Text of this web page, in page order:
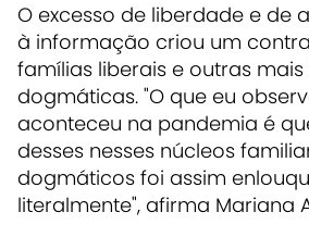
O excesso de liberdade e de
à informação criou um
famílias liberais e outras
dogmáticas. "O que eu
aconteceu na pandemia é
desses nesses núcleos
dogmáticos foi assim
literalmente", afirma Mariana